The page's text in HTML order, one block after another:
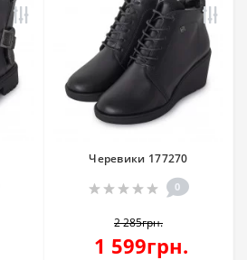
Черевики 177270
0
2 285грн.
1 599грн.